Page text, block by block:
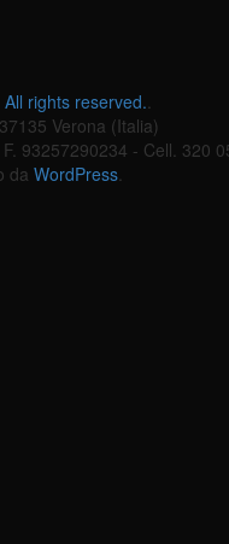
rights reserved..
Verona (Italia)
93257290234 - Cell. 320
da WordPress.